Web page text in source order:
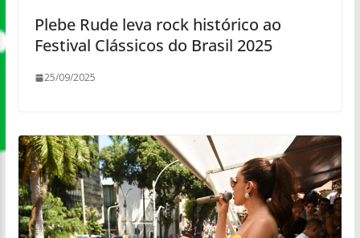
Plebe Rude leva rock histórico ao
Festival Clássicos do Brasil 2025
25/09/2025